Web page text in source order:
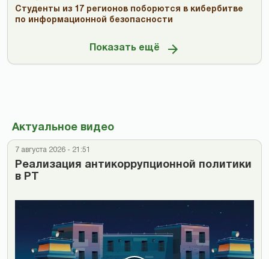
Студенты из 17 регионов поборются в кибербитве
по информационной безопасности
Показать ещё
Актуальное видео
7 августа 2026 - 21:51
Реализация антикоррупционной политики
в РТ